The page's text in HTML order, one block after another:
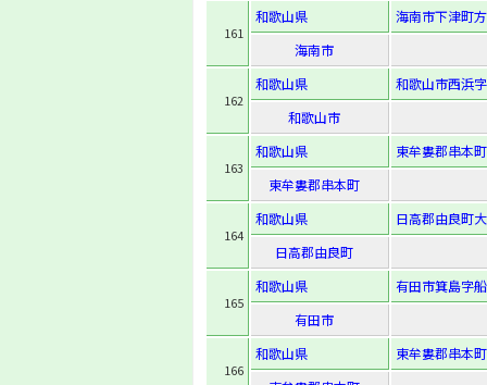
161
和歌山県
海南市下津町
海南市
162
和歌山県
和歌山市西浜
和歌山市
163
和歌山県
東牟婁郡串本
東牟婁郡串本町
164
和歌山県
日高郡由良町
日高郡由良町
165
和歌山県
有田市箕島字
有田市
166
和歌山県
東牟婁郡串本